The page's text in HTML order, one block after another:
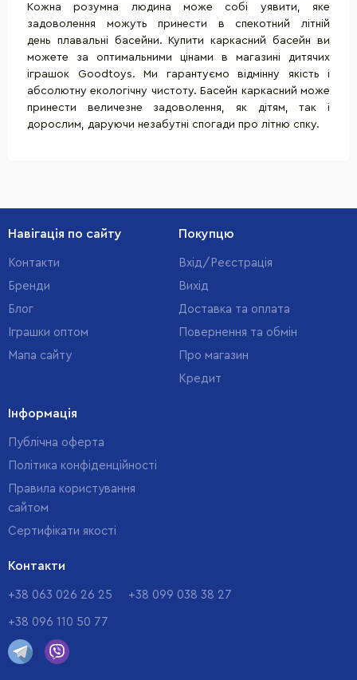
Кожна розумна людина може собі уявити, яке
задоволення можуть принести в спекотний літній
день плавальні басейни. Купити каркасний басейн ви
можете за оптимальними цінами в магазині дитячих
іграшок Goodtoys. Ми гарантуємо відмінну якість і
абсолютну екологічну чистоту. Басейн каркасний може
принести величезне задоволення, як дітям, так і
дорослим, даруючи незабутні спогади про літню спку.
Навігація по сайту
Контакти
Бренди
Блог
Іграшки оптом
Мапа сайту
Покупцю
Вхід/Реєстрація
Вихід
Доставка та оплата
Повернення та обмін
Про магазин
Кредит
Інформація
Публічна оферта
Політика конфіденційності
Правила користування
сайтом
Cертифікати якості
Контакти
+38 063 026 26 25 +38 099 038 38 27
+38 096 110 50 77